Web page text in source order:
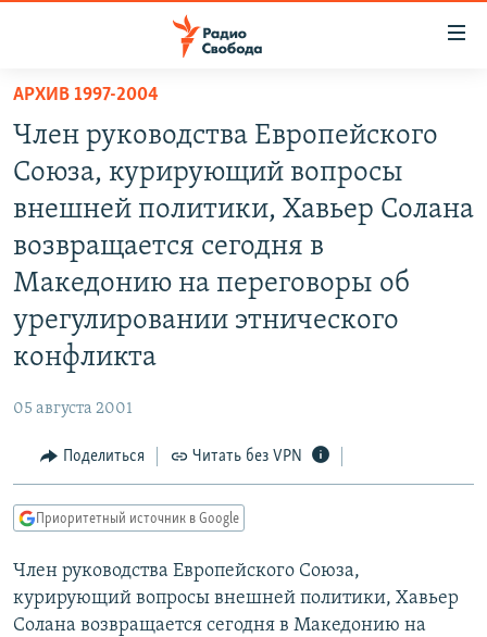
упрощенного
доступа
Вернуться
основному
содержанию
Вернутся
главной
навигации
Вернутся
ПОДКАСТЫ
АВТОРСКИЕ ПРОЕКТЫ
МНЕНИЯ
КУЛЬТУРА
IDEL.РЕАЛИИ
СИБИРЬ.РЕАЛИИ
РАСПИСАНИЕ ВЕЩАНИЯ
СОЦИАЛЬНЫЕ СЕТИ
АРХИВ 1997-2004
Член руководства Европейского
Союза, курирующий вопросы
внешней политики, Хавьер Солана
возвращается сегодня в
Македонию на переговоры об
урегулировании этнического
конфликта
05 августа 2001
Поделиться Читать без VPN
Приоритетный источник в Google
Член руководства Европейского Союза,
курирующий вопросы внешней политики, Хавьер
Солана возвращается сегодня в Македонию на